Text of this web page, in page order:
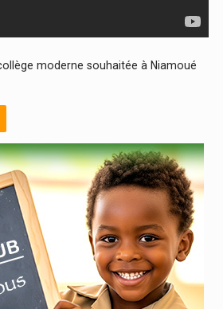
moderne souhaitée à Niamoué